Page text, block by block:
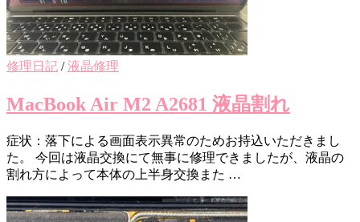
修理日記 /液晶修理
MacBook Air M2 A2681 液晶割れ
症状：落下による画面表示異常のためお持込いただきまし
た。 今回は液晶交換にて無事に修理できましたが、液晶の
割れ方によって本体の上半身交換また …